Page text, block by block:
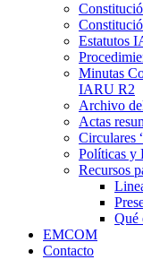
Estatutos
Minutas
IARU R2
Archivo
Actas
Circulares
Políticas y
Recursos
Qué
EMCOM
Contacto